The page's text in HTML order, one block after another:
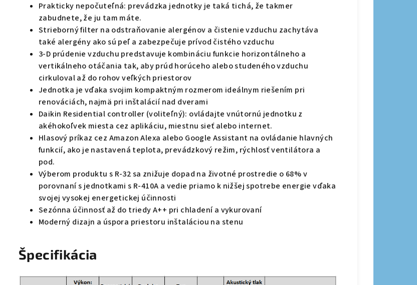
Prakticky nepočuteľná: prevádzka jednotky je taká tichá, že takmer
zabudnete, že ju tam máte.
Strieborný filter na odstraňovanie alergénov a čistenie vzduchu zachytáva
také alergény ako sú peľ a zabezpečuje prívod čistého vzduchu
3-D prúdenie vzduchu predstavuje kombináciu funkcie horizontálneho a
vertikálneho otáčania tak, aby prúd horúceho alebo studeného vzduchu
cirkuloval až do rohov veľkých priestorov
Jednotka je vďaka svojim kompaktným rozmerom ideálnym riešením pri
renováciách, najmä pri inštalácií nad dverami
Daikin Residential controller (voliteľný): ovládajte vnútornú jednotku z
akéhokoľvek miesta cez aplikáciu, miestnu sieť alebo internet.
Hlasový príkaz cez Amazon Alexa alebo Google Assistant na ovládanie hlavných
funkcií, ako je nastavená teplota, prevádzkový režim, rýchlosť ventilátora a
pod.
Výberom produktu s R-32 sa znižuje dopad na životné prostredie o 68% v
porovnaní s jednotkami s R-410A a vedie priamo k nižšej spotrebe energie vďaka
svojej vysokej energetickej účinnosti
Sezónna účinnosť až do triedy A++ pri chladení a vykurovaní
Moderný dizajn a úspora priestoru inštaláciou na stenu
Špecifikácia